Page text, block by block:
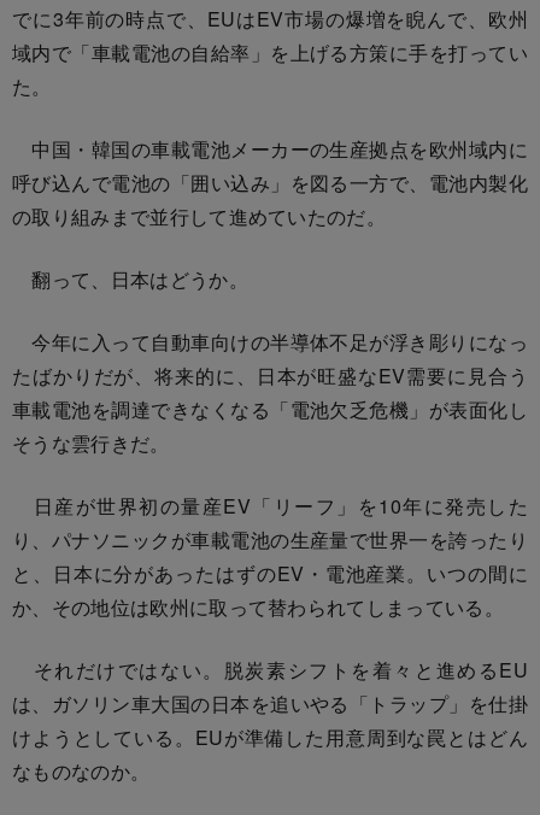
でに3年前の時点で、EUはEV市場の爆増を睨んで、欧州
域内で「車載電池の自給率」を上げる方策に手を打ってい
た。
中国・韓国の車載電池メーカーの生産拠点を欧州域内に
呼び込んで電池の「囲い込み」を図る一方で、電池内製化
の取り組みまで並行して進めていたのだ。
翻って、日本はどうか。
今年に入って自動車向けの半導体不足が浮き彫りになっ
たばかりだが、将来的に、日本が旺盛なEV需要に見合う
車載電池を調達できなくなる「電池欠乏危機」が表面化し
そうな雲行きだ。
日産が世界初の量産EV「リーフ」を10年に発売した
り、パナソニックが車載電池の生産量で世界一を誇ったり
と、日本に分があったはずのEV・電池産業。いつの間に
か、その地位は欧州に取って替わられてしまっている。
それだけではない。脱炭素シフトを着々と進めるEU
は、ガソリン車大国の日本を追いやる「トラップ」を仕掛
けようとしている。EUが準備した用意周到な罠とはどん
なものなのか。